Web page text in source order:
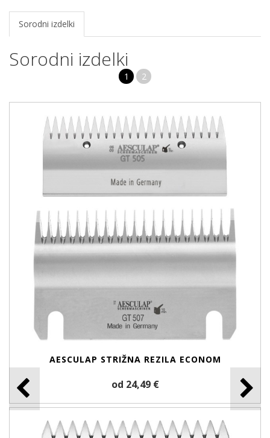
Sorodni izdelki
Sorodni izdelki
1 2
AESCULAP STRIŽNA REZILA ECONOM
od 24,49 €